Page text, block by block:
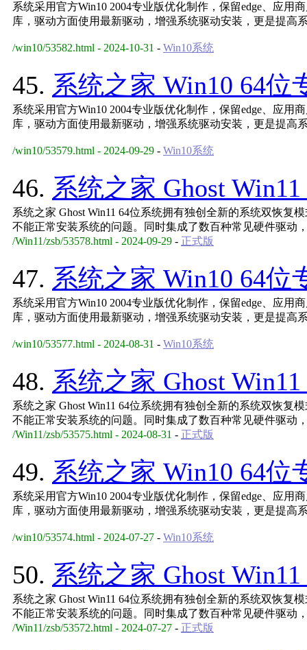
系统采用官方Win10 2004专业版优化制作，保留edge、应用
库，驱动方面使用最新驱动，增强系统驱动安装，更是提高
/win10/53582.html - 2024-10-31 - Win10系统
45. 系统之家 Win10 64位
系统采用官方Win10 2004专业版优化制作，保留edge、应用
库，驱动方面使用最新驱动，增强系统驱动安装，更是提高
/win10/53579.html - 2024-09-29 - Win10系统
46. 系统之家 Ghost
系统之家 Ghost Win11 64位系统拥有独创全新的系统双恢复
不能正常安装系统的问题。同时集成了数百种常见硬件驱动
/Win11/zsb/53578.html - 2024-09-29 - 正式版
47. 系统之家 Win10 64位
系统采用官方Win10 2004专业版优化制作，保留edge、应用
库，驱动方面使用最新驱动，增强系统驱动安装，更是提高
/win10/53577.html - 2024-08-31 - Win10系统
48. 系统之家 Ghost
系统之家 Ghost Win11 64位系统拥有独创全新的系统双恢复
不能正常安装系统的问题。同时集成了数百种常见硬件驱动
/Win11/zsb/53575.html - 2024-08-31 - 正式版
49. 系统之家 Win10 64位
系统采用官方Win10 2004专业版优化制作，保留edge、应用
库，驱动方面使用最新驱动，增强系统驱动安装，更是提高
/win10/53574.html - 2024-07-27 - Win10系统
50. 系统之家 Ghost
系统之家 Ghost Win11 64位系统拥有独创全新的系统双恢复
不能正常安装系统的问题。同时集成了数百种常见硬件驱动
/Win11/zsb/53572.html - 2024-07-27 - 正式版